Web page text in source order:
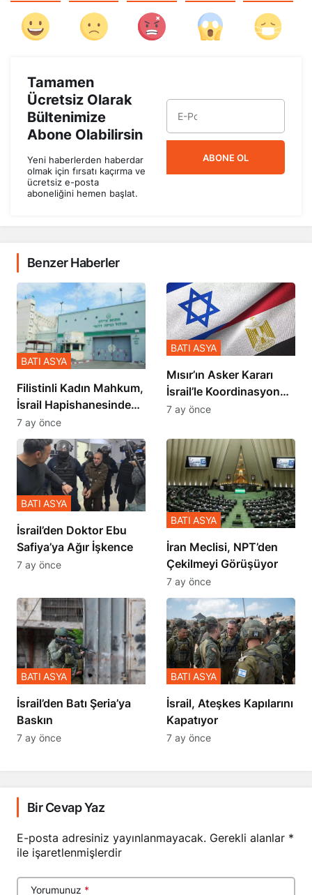
Tamamen
Ücretsiz Olarak
Bültenimize
Abone Olabilirsin
Yeni haberlerden haberdar
olmak için fırsatı kaçırma ve
ücretsiz e-posta
aboneliğini hemen başlat.
ABONE OL
Benzer Haberler
Filistinli Kadın Mahkum,
İsrail Hapishanesindeki
Zulmü Anlattı
BATI ASYA
7 ay önce
Mısır’ın Asker Kararı
İsrail’le Koordinasyon
İçinde Gerçekleşmiş
BATI ASYA
7 ay önce
İsrail’den Doktor Ebu
Safiya’ya Ağır İşkence
BATI ASYA
7 ay önce
İran Meclisi, NPT’den
Çekilmeyi Görüşüyor
BATI ASYA
7 ay önce
​​​​​​​İsrail’den Batı Şeria’ya
Baskın
BATI ASYA
7 ay önce
İsrail, Ateşkes Kapılarını
Kapatıyor
BATI ASYA
7 ay önce
Bir Cevap Yaz
E-posta adresiniz yayınlanmayacak. Gerekli alanlar *
ile işaretlenmişlerdir
Yorumunuz *